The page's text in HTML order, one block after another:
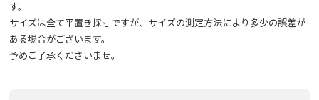
す。
サイズは全て平置き採寸ですが、サイズの測定方法により多少の誤差が
ある場合がございます。
予めご了承くださいませ。